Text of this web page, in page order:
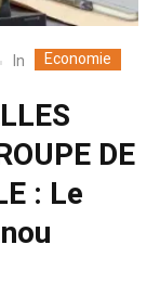
In Economie
DE
: Le